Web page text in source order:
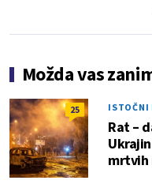
Možda vas
25 ISTOČNI
Rat –
mrtvih